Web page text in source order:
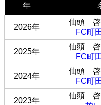
年
2026年
仙頭 啓
FC町
2025年
仙頭 啓
FC町
2024年
仙頭 啓
FC町
2023年
仙頭 啓